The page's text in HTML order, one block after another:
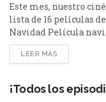
Este mes, nuestro
lista de 16 películas
Navidad Película
concepto? ¿Tiene
término que se ha
en el mundo del cine
LEER MÁS
¡Todos los